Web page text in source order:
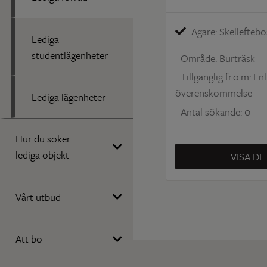
Lediga
studentlägenheter
Lediga lägenheter
Hur du söker
lediga objekt
Vårt utbud
Att bo
Ägare:
Område: Burträsk
Tillgänglig fr.o.m:
överenskommelse
Antal sökande: 0
VISA